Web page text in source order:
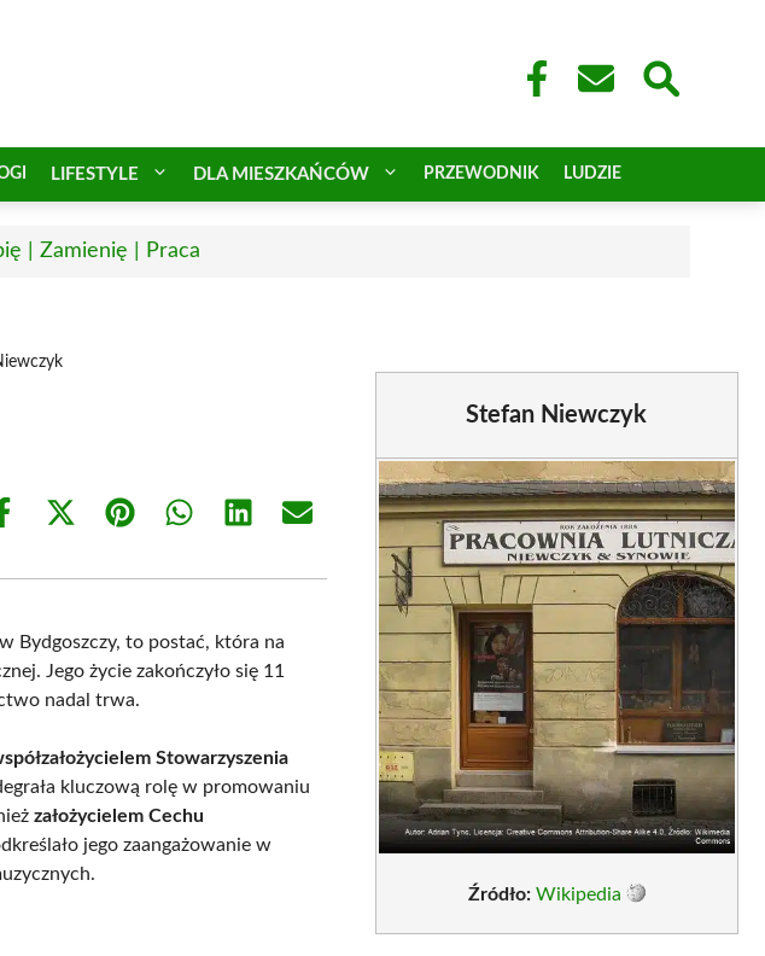
LIFESTYLE DLA MIESZKAŃCÓW PRZEWODNIK LUDZIE
| Zamienię | Praca
Share
Share
(Twitter)
Share Share Share Share
w Bydgoszczy, to postać, która na
Jego życie zakończyło się 11
nadal trwa.
Stowarzyszenia
kluczową rolę w promowaniu
założycielem Cechu
jego zaangażowanie w
Stefan Niewczyk
Źródło: Wikipedia